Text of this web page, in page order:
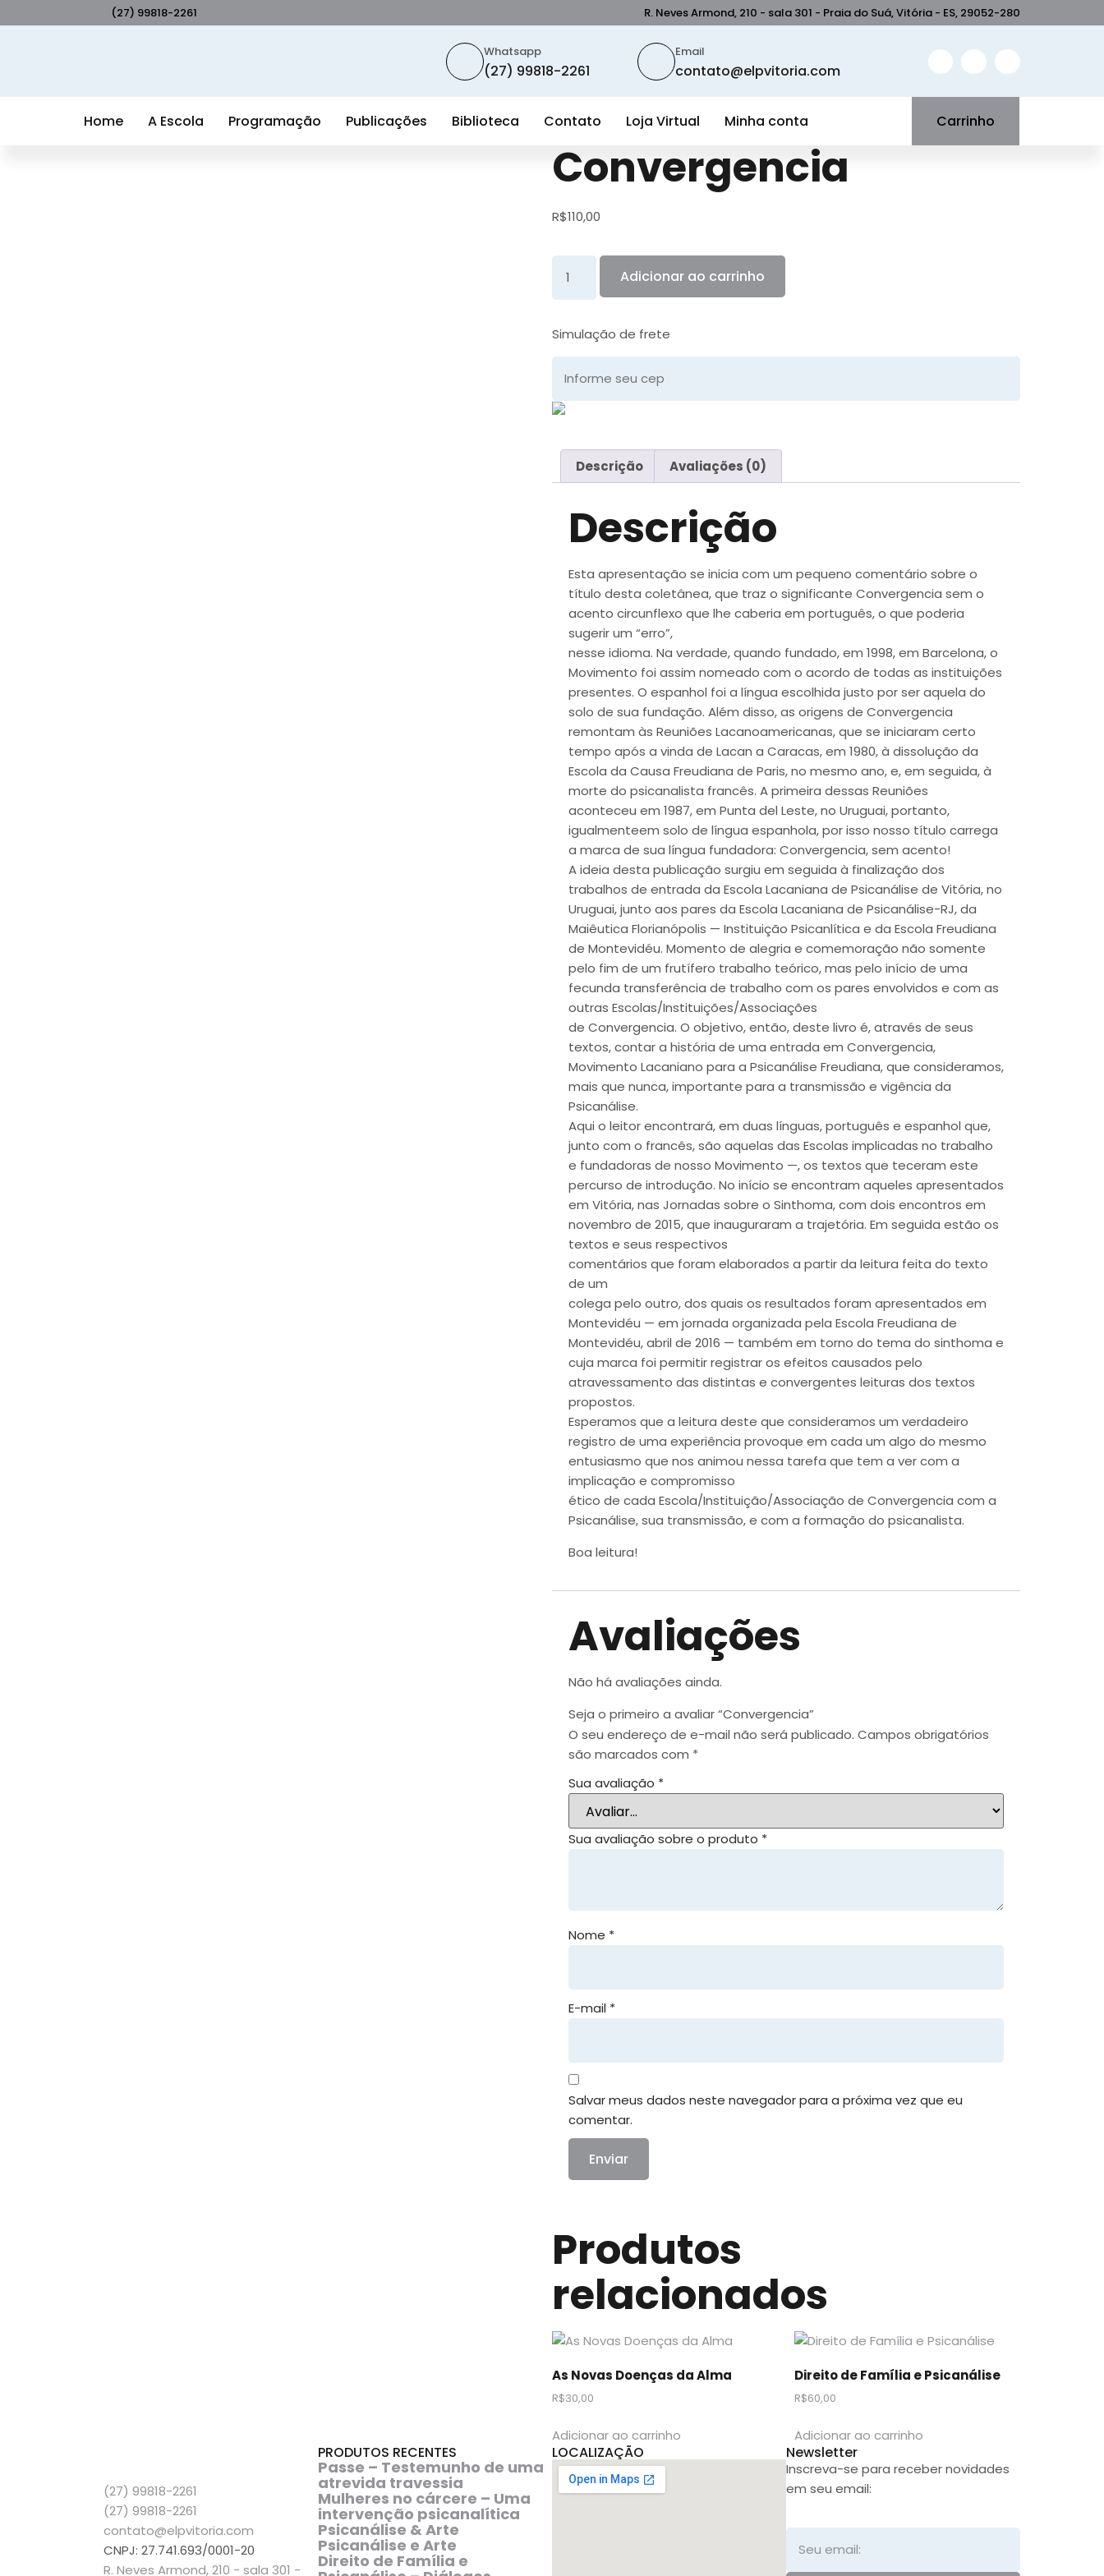
(27) 99818-2261 R. Neves Armond, 210 - sala 301 - Praia do Suá, Vitória - ES, 29052-280
Whatsapp
(27) 99818-2261
Email
contato@elpvitoria.com
Home A Escola Programação Publicações Biblioteca Contato Loja Virtual Minha conta Carrinho
Convergencia
R$110,00
Adicionar ao carrinho
Simulação de frete
Descrição Avaliações (0)
Descrição
Esta apresentação se inicia com um pequeno comentário sobre o
título desta coletânea, que traz o significante Convergencia sem o
acento circunflexo que lhe caberia em português, o que poderia
sugerir um “erro”,
nesse idioma. Na verdade, quando fundado, em 1998, em Barcelona, o
Movimento foi assim nomeado com o acordo de todas as instituições
presentes. O espanhol foi a língua escolhida justo por ser aquela do
solo de sua fundação. Além disso, as origens de Convergencia
remontam às Reuniões Lacanoamericanas, que se iniciaram certo
tempo após a vinda de Lacan a Caracas, em 1980, à dissolução da
Escola da Causa Freudiana de Paris, no mesmo ano, e, em seguida, à
morte do psicanalista francês. A primeira dessas Reuniões
aconteceu em 1987, em Punta del Leste, no Uruguai, portanto,
igualmenteem solo de língua espanhola, por isso nosso título carrega
a marca de sua língua fundadora: Convergencia, sem acento!
A ideia desta publicação surgiu em seguida à finalização dos
trabalhos de entrada da Escola Lacaniana de Psicanálise de Vitória, no
Uruguai, junto aos pares da Escola Lacaniana de Psicanálise-RJ, da
Maiêutica Florianópolis — Instituição Psicanlítica e da Escola Freudiana
de Montevidéu. Momento de alegria e comemoração não somente
pelo fim de um frutífero trabalho teórico, mas pelo início de uma
fecunda transferência de trabalho com os pares envolvidos e com as
outras Escolas/Instituições/Associações
de Convergencia. O objetivo, então, deste livro é, através de seus
textos, contar a história de uma entrada em Convergencia,
Movimento Lacaniano para a Psicanálise Freudiana, que consideramos,
mais que nunca, importante para a transmissão e vigência da
Psicanálise.
Aqui o leitor encontrará, em duas línguas, português e espanhol que,
junto com o francês, são aquelas das Escolas implicadas no trabalho
e fundadoras de nosso Movimento —, os textos que teceram este
percurso de introdução. No início se encontram aqueles apresentados
em Vitória, nas Jornadas sobre o Sinthoma, com dois encontros em
novembro de 2015, que inauguraram a trajetória. Em seguida estão os
textos e seus respectivos
comentários que foram elaborados a partir da leitura feita do texto
de um
colega pelo outro, dos quais os resultados foram apresentados em
Montevidéu — em jornada organizada pela Escola Freudiana de
Montevidéu, abril de 2016 — também em torno do tema do sinthoma e
cuja marca foi permitir registrar os efeitos causados pelo
atravessamento das distintas e convergentes leituras dos textos
propostos.
Esperamos que a leitura deste que consideramos um verdadeiro
registro de uma experiência provoque em cada um algo do mesmo
entusiasmo que nos animou nessa tarefa que tem a ver com a
implicação e compromisso
ético de cada Escola/Instituição/Associação de Convergencia com a
Psicanálise, sua transmissão, e com a formação do psicanalista.
Boa leitura!
Avaliações
Não há avaliações ainda.
Seja o primeiro a avaliar “Convergencia”
O seu endereço de e-mail não será publicado. Campos obrigatórios
são marcados com *
Sua avaliação *
Sua avaliação sobre o produto *
Nome *
E-mail *
Salvar meus dados neste navegador para a próxima vez que eu
comentar.
Produtos
relacionados
As Novas Doenças da Alma
R$30,00
Adicionar ao carrinho
Direito de Família e Psicanálise
R$60,00
Adicionar ao carrinho
(27) 99818-2261
(27) 99818-2261
contato@elpvitoria.com
CNPJ: 27.741.693/0001-20
R. Neves Armond, 210 - sala 301 -
PRODUTOS RECENTES
Passe – Testemunho de uma
atrevida travessia
Mulheres no cárcere – Uma
intervenção psicanalítica
Psicanálise & Arte
Psicanálise e Arte
Direito de Família e
LOCALIZAÇÃO Newsletter
Inscreva-se para receber novidades
em seu email: